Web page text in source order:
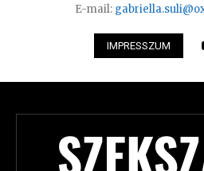
E-mail:
IMPRESSZUM